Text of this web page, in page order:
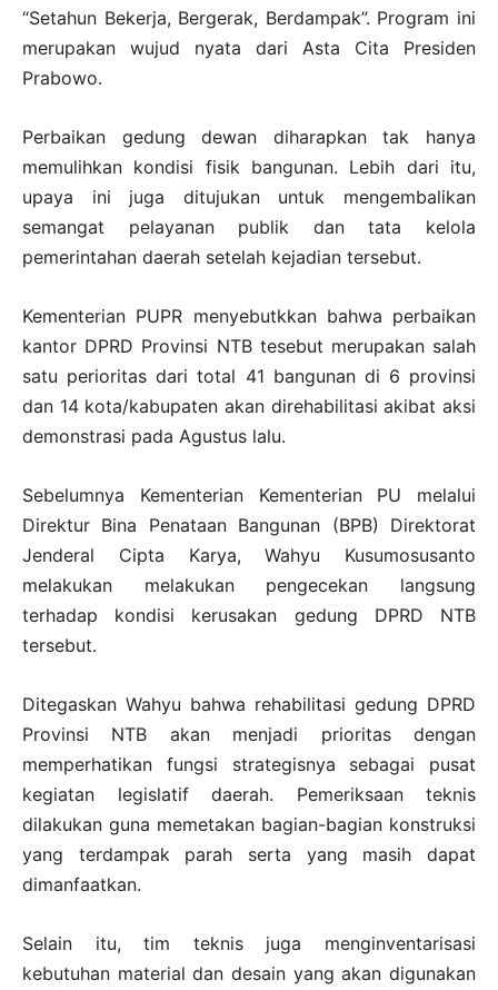
“Setahun Bekerja, Bergerak, Berdampak”. Program ini
merupakan wujud nyata dari Asta Cita Presiden
Prabowo.
Perbaikan gedung dewan diharapkan tak hanya
memulihkan kondisi fisik bangunan. Lebih dari itu,
upaya ini juga ditujukan untuk mengembalikan
semangat pelayanan publik dan tata kelola
pemerintahan daerah setelah kejadian tersebut.
Kementerian PUPR menyebutkkan bahwa perbaikan
kantor DPRD Provinsi NTB tesebut merupakan salah
satu perioritas dari total 41 bangunan di 6 provinsi
dan 14 kota/kabupaten akan direhabilitasi akibat aksi
demonstrasi pada Agustus lalu.
Sebelumnya Kementerian Kementerian PU melalui
Direktur Bina Penataan Bangunan (BPB) Direktorat
Jenderal Cipta Karya, Wahyu Kusumosusanto
melakukan melakukan pengecekan langsung
terhadap kondisi kerusakan gedung DPRD NTB
tersebut.
Ditegaskan Wahyu bahwa rehabilitasi gedung DPRD
Provinsi NTB akan menjadi prioritas dengan
memperhatikan fungsi strategisnya sebagai pusat
kegiatan legislatif daerah. Pemeriksaan teknis
dilakukan guna memetakan bagian-bagian konstruksi
yang terdampak parah serta yang masih dapat
dimanfaatkan.
Selain itu, tim teknis juga menginventarisasi
kebutuhan material dan desain yang akan digunakan